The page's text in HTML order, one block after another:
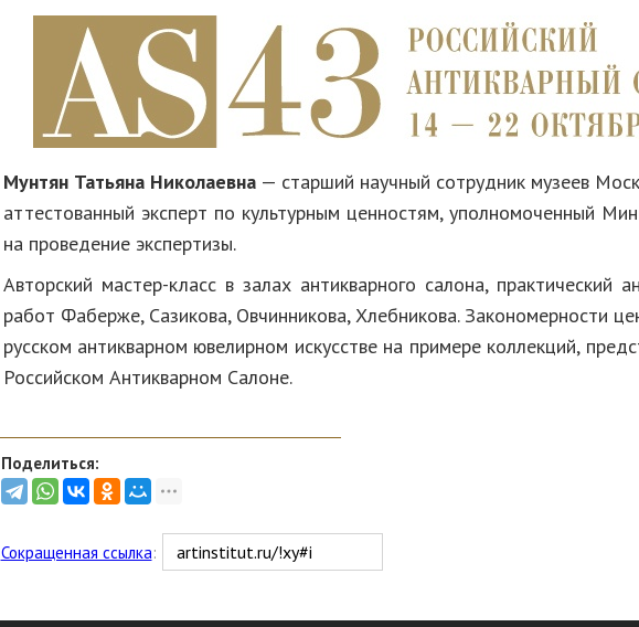
Мунтян Татьяна Николаевна— старший научный сотрудник музеев
аттестованный эксперт по культурным ценностям, уполномоченный
на проведение экспертизы.
Авторский мастер-класс в залах антикварного салона, практический
работ Фаберже, Сазикова, Овчинникова, Хлебникова. Закономерности
русском антикварном ювелирном искусстве на примере коллекций,
Российском Антикварном Салоне.
Поделиться:
Сокращенная ссылка: